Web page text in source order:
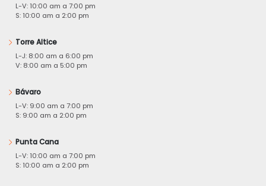
L-V: 10:00 am a 7:00 pm
S: 10:00 am a 2:00 pm
Torre Altice
L-J: 8:00 am a 6:00 pm
V: 8:00 am a 5:00 pm
Bávaro
L-V: 9:00 am a 7:00 pm
S: 9:00 am a 2:00 pm
Punta Cana
L-V: 10:00 am a 7:00 pm
S: 10:00 am a 2:00 pm